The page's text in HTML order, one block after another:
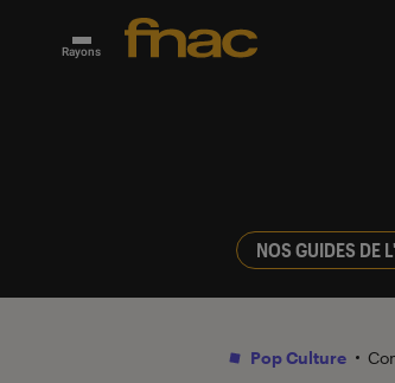
Rayons
NOS GUIDES DE
Pop Culture